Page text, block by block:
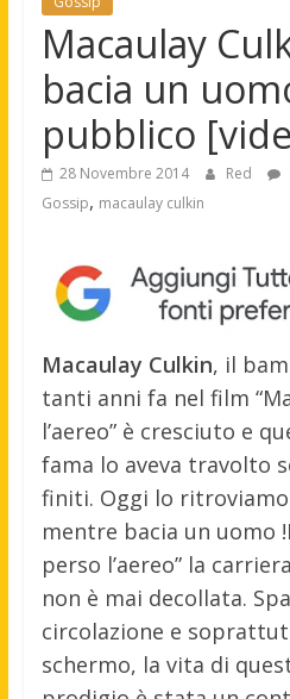
Macaulay
bacia un
pubblico
28 Novembre 2014 Red
Gossip, macaulay culkin
Macaulay Culkin, il
tanti anni fa nel film
l’aereo” è cresciuto e
fama lo aveva travolto
finiti. Oggi lo
mentre bacia un uomo !
perso l’aereo” la
non è mai decollata.
circolazione e
schermo, la vita di